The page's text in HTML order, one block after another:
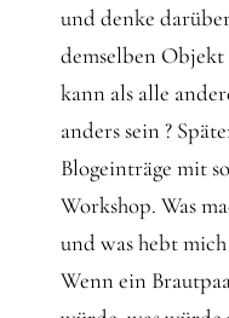
und denke
demselben Objekt
kann als alle
anders sein ?
Blogeinträge mit
Workshop. Was
und was hebt
Wenn ein